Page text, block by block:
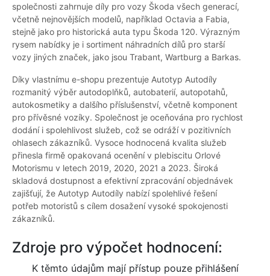
společnosti zahrnuje díly pro vozy Škoda všech generací,
včetně nejnovějších modelů, například Octavia a Fabia,
stejně jako pro historická auta typu Škoda 120. Výrazným
rysem nabídky je i sortiment náhradních dílů pro starší
vozy jiných značek, jako jsou Trabant, Wartburg a Barkas.
Díky vlastnímu e-shopu prezentuje Autotyp Autodíly
rozmanitý výběr autodoplňků, autobaterií, autopotahů,
autokosmetiky a dalšího příslušenství, včetně komponent
pro přívěsné vozíky. Společnost je oceňována pro rychlost
dodání i spolehlivost služeb, což se odráží v pozitivních
ohlasech zákazníků. Vysoce hodnocená kvalita služeb
přinesla firmě opakovaná ocenění v plebiscitu Orlové
Motorismu v letech 2019, 2020, 2021 a 2023. Široká
skladová dostupnost a efektivní zpracování objednávek
zajišťují, že Autotyp Autodíly nabízí spolehlivé řešení
potřeb motoristů s cílem dosažení vysoké spokojenosti
zákazníků.
Zdroje pro výpočet hodnocení:
K těmto údajům mají přístup pouze přihlášení